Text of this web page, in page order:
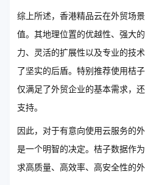
综上所述，香港精品云在外贸场
值。其地理位置的优越性、强大
力、灵活的扩展性以及专业的技
了坚实的后盾。特别推荐使用桔
仅满足了外贸企业的基本需求，
支持。
因此，对于有意向使用云服务的
是一个明智的决定。桔子数据作
求高质量、高效率、高安全性的